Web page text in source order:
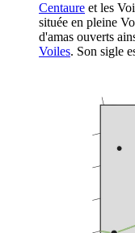
Centaure et les
située en pleine
d'amas ouverts
Voiles. Son sigle